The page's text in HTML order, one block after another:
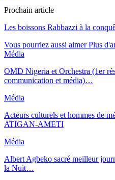
Prochain article
Les boissons Rabbazzi à la
Vous pourriez aussi aimer Plus
Média
OMD Nigeria et Orchestra (1er
communication et média)…
Média
Acteurs culturels et hommes de
ATIGAN-AMETI
Média
Albert Agbeko sacré meilleur
la Nuit…